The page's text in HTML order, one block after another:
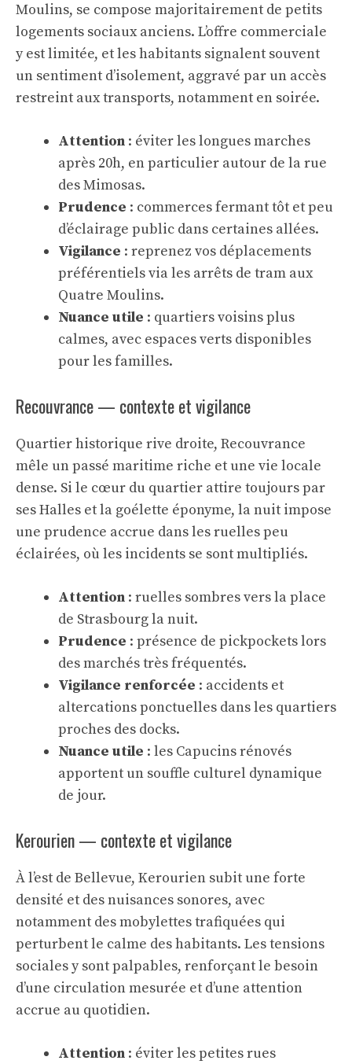
Moulins, se compose majoritairement de petits
logements sociaux anciens. L’offre commerciale
y est limitée, et les habitants signalent souvent
un sentiment d’isolement, aggravé par un accès
restreint aux transports, notamment en soirée.
Attention : éviter les longues marches
après 20h, en particulier autour de la rue
des Mimosas.
Prudence : commerces fermant tôt et peu
d’éclairage public dans certaines allées.
Vigilance : reprenez vos déplacements
préférentiels via les arrêts de tram aux
Quatre Moulins.
Nuance utile : quartiers voisins plus
calmes, avec espaces verts disponibles
pour les familles.
Recouvrance — contexte et vigilance
Quartier historique rive droite, Recouvrance
mêle un passé maritime riche et une vie locale
dense. Si le cœur du quartier attire toujours par
ses Halles et la goélette éponyme, la nuit impose
une prudence accrue dans les ruelles peu
éclairées, où les incidents se sont multipliés.
Attention : ruelles sombres vers la place
de Strasbourg la nuit.
Prudence : présence de pickpockets lors
des marchés très fréquentés.
Vigilance renforcée : accidents et
altercations ponctuelles dans les quartiers
proches des docks.
Nuance utile : les Capucins rénovés
apportent un souffle culturel dynamique
de jour.
Kerourien — contexte et vigilance
À l’est de Bellevue, Kerourien subit une forte
densité et des nuisances sonores, avec
notamment des mobylettes trafiquées qui
perturbent le calme des habitants. Les tensions
sociales y sont palpables, renforçant le besoin
d’une circulation mesurée et d’une attention
accrue au quotidien.
Attention : éviter les petites rues